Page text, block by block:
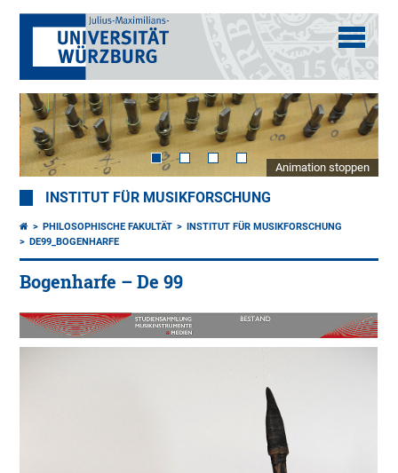
Animation stoppen
INSTITUT FÜR MUSIKFORSCHUNG
PHILOSOPHISCHE FAKULTÄT
INSTITUT FÜR MUSIKFORSCHUNG
DE99_BOGENHARFE
Bogenharfe – De 99